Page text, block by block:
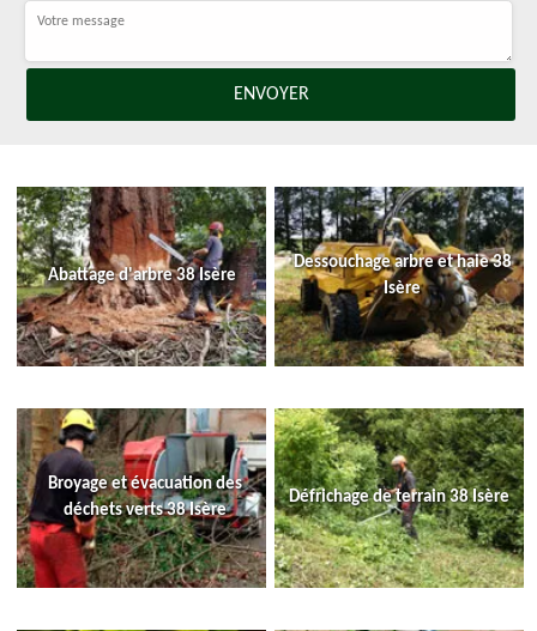
Abattage d'arbre 38 Isère
Dessouchage arbre et haie 38
Isère
Broyage et évacuation des
déchets verts 38 Isère
Défrichage de terrain 38 Isère